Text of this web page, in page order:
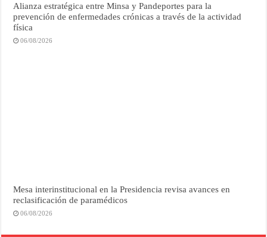
Alianza estratégica entre Minsa y Pandeportes para la
prevención de enfermedades crónicas a través de la actividad
física
06/08/2026
Mesa interinstitucional en la Presidencia revisa avances en
reclasificación de paramédicos
06/08/2026